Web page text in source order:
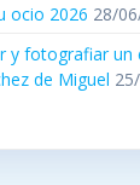
ocio 2026 28/
y fotografiar un
de Miguel